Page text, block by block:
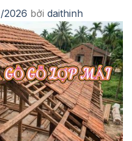
2026 bởi daithinh